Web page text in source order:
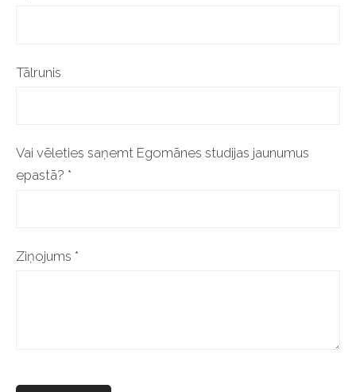
Tālrunis
Vai vēleties saņemt Egomānes studijas jaunumus
epastā? *
Ziņojums *